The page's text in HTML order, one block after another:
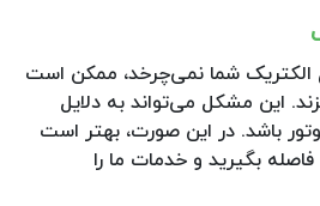
الکتریک شما نمی‌چرخد، ممکن است
این مشکل می‌تواند به دلایل
باشد. در این صورت، بهتر است
فاصله بگیرید و خدمات ما را